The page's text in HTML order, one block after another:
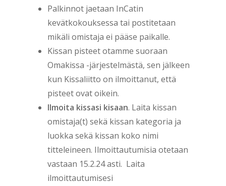
Palkinnot jaetaan InCatin
kevätkokouksessa tai postitetaan
mikäli omistaja ei pääse paikalle.
Kissan pisteet otamme suoraan
Omakissa -järjestelmästä, sen jälkeen
kun Kissaliitto on ilmoittanut, että
pisteet ovat oikein.
Ilmoita kissasi kisaan. Laita kissan
omistaja(t) sekä kissan kategoria ja
luokka sekä kissan koko nimi
titteleineen. Ilmoittautumisia otetaan
vastaan 15.2.24 asti. Laita
ilmoittautumisesi